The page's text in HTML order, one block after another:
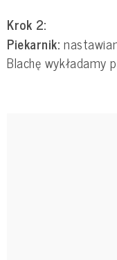
Krok 2:
Piekarnik:
Blachę wykładamy